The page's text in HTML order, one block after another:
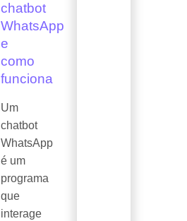
chatbot
WhatsApp
e
como
funciona
Um
chatbot
WhatsApp
é um
programa
que
interage